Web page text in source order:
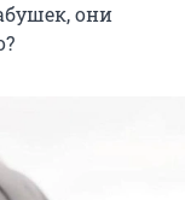
они